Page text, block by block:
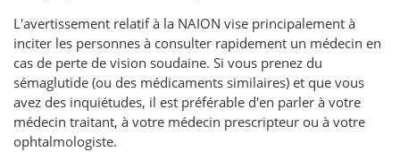
L'avertissement relatif à la NAION vise principalement à
inciter les personnes à consulter rapidement un médecin en
cas de perte de vision soudaine. Si vous prenez du
sémaglutide (ou des médicaments similaires) et que vous
avez des inquiétudes, il est préférable d'en parler à votre
médecin traitant, à votre médecin prescripteur ou à votre
ophtalmologiste.